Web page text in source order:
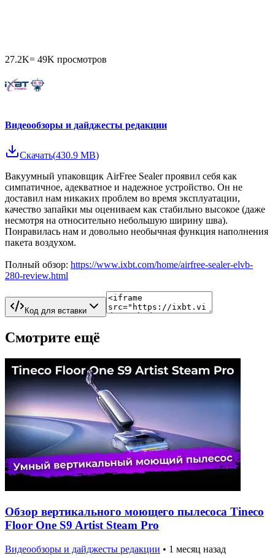
27.2K= 49K просмотров
Видеообзоры и дайджесты редакции
Скачать(430.9 MB)
Вакуумный упаковщик AirFree Sealer проявил себя как
симпатичное, адекватное и надежное устройство. Он не
доставил нам никаких проблем во время эксплуатации,
качество запайки мы оцениваем как стабильно высокое (даже
несмотря на относительно небольшую ширину шва).
Понравилась нам и довольно необычная функция наполнения
пакета воздухом.
Полный обзор: https://www.ixbt.com/home/airfree-sealer-elvb-
280-review.html
Код для вставки
Смотрите ещё
Обзор вертикального моющего пылесоса Tineco
Floor One S9 Artist Steam Pro
Видеообзоры и дайджесты редакции • 1 месяц назад